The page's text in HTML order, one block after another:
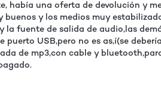
una oferta de devolución y
y los medios muy
fuente de salida de audio,las
USB,pero no es as,í(se
de mp3,con cable y